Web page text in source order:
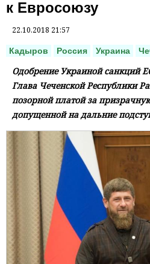
к Евросоюзу
22.10.2018 21:57
Кадыров Россия Украина
Одобрение Украиной санкций
Глава Чеченской Республики
позорной платой за
допущенной на дальние